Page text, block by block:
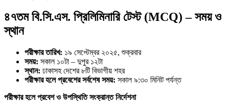
৪৭তম বি.সি.এস. প্রিলিমিনারি টেস্ট (MCQ) – সময় ও
স্থান
পরীক্ষার তারিখ: ১৯ সেপ্টেম্বর ২০২৫, শুক্রবার
সময়: সকাল ১০টা – দুপুর ১২টা
স্থান: ঢাকাসহ দেশের ৮টি বিভাগীয় শহর
পরীক্ষার হলে প্রবেশের সর্বশেষ সময়: সকাল ৯:৩০ মিনিট পর্যন্ত
পরীক্ষার হলে প্রবেশ ও উপস্থিতি সংক্রান্ত নির্দেশনা